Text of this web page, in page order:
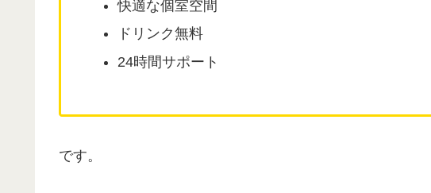
快適な個室空間
ドリンク無料
24時間サポート
です。